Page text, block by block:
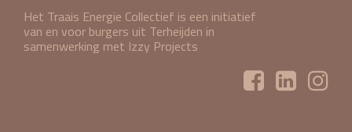
Het Traais Energie Collectief is een initiatief
van en voor burgers uit Terheijden in
samenwerking met Izzy Projects